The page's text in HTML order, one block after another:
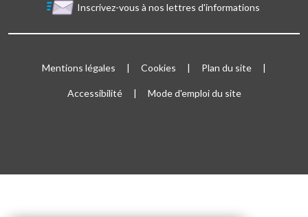
Inscrivez-vous à nos lettres d'informations
Mentions légales Cookies Plan du site
Accessibilité Mode d'emploi du site